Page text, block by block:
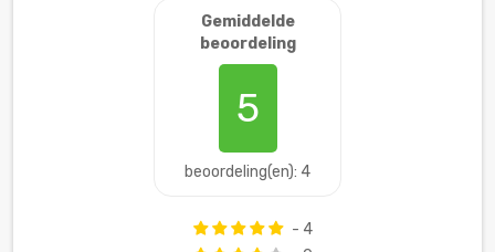
Gemiddelde
beoordeling
5
beoordeling(en): 4
- 4